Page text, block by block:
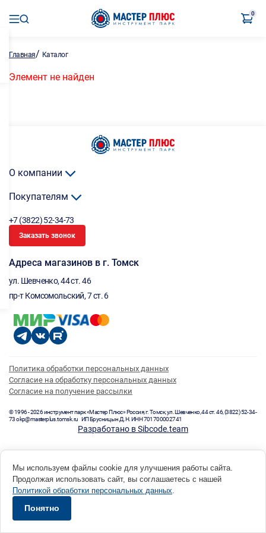
0
Главная/ Каталог
Элемент не найден
О компании
Покупателям
+7 (3822) 52-34-73
Заказать звонок
Адреса магазинов в г. Томск
ул. Шевченко, 44 ст. 46
пр-т Комсомольский, 7 ст. 6
Политика обработки персональных данных
Согласие на обработку персональных данных
Согласие на получение рассылки
© 1996 - 2026 инструмент парк «Мастер Плюс» Россия, г. Томск, ул. Шевченко, 44 ст. 46, (3822) 52-34-
73 okp@masterplus.tomsk.ru ИП Брусницын Д.Н. ИНН 701700002741
Разработано в Sibcode.team
Мы используем файлы cookie для улучшения работы сайта.
Продолжая использовать сайт, вы соглашаетесь с нашей
Политикой обработки персональных данных.
Понятно